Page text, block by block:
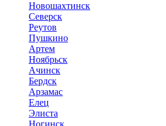
Новошахтинск
Северск
Реутов
Пушкино
Артем
Ноябрьск
Ачинск
Бердск
Арзамас
Елец
Элиста
Ногинск